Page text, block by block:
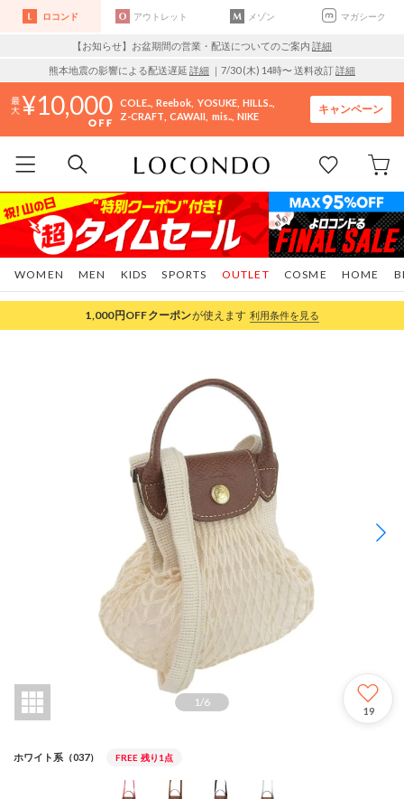
ロコンド アウトレット メゾン マガシーク
【お知らせ】お盆期間の営業・配送についてのご案内 詳細
熊本地震の影響による配送遅延 詳細 ｜7/30 (木) 14時〜 送料改訂詳細
10,000 COLE.. Reebok YOSUKE HILLS..
Z-CRAFT CAWAII mis.. NIKE
キャンペーン
WOMEN MEN KIDS SPORTS COSME HOME
OUTLET
1,000円OFFクーポンが使えます 利用条件を見る
1 /6
19
ホワイト系（037） FREE 残り1点